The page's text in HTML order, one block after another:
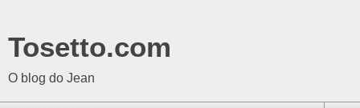
Tosetto.com
O blog do Jean